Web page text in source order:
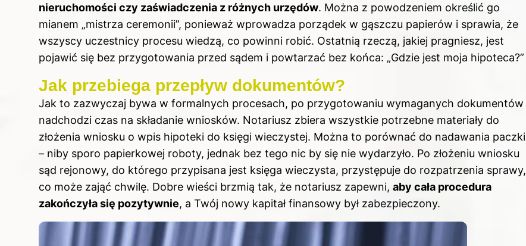
nieruchomości czy zaświadczenia z różnych urzędów. Można z powodzeniem określić go
mianem „mistrza ceremonii”, ponieważ wprowadza porządek w gąszczu papierów i sprawia, że
wszyscy uczestnicy procesu wiedzą, co powinni robić. Ostatnią rzeczą, jakiej pragniesz, jest
pojawić się bez przygotowania przed sądem i powtarzać bez końca: „Gdzie jest moja hipoteca?”
Jak przebiega przepływ dokumentów?
Jak to zazwyczaj bywa w formalnych procesach, po przygotowaniu wymaganych dokumentów
nadchodzi czas na składanie wniosków. Notariusz zbiera wszystkie potrzebne materiały do
złożenia wniosku o wpis hipoteki do księgi wieczystej. Można to porównać do nadawania paczki
– niby sporo papierkowej roboty, jednak bez tego nic by się nie wydarzyło. Po złożeniu wniosku
sąd rejonowy, do którego przypisana jest księga wieczysta, przystępuje do rozpatrzenia sprawy,
co może zająć chwilę. Dobre wieści brzmią tak, że notariusz zapewni, aby cała procedura
zakończyła się pozytywnie, a Twój nowy kapitał finansowy był zabezpieczony.